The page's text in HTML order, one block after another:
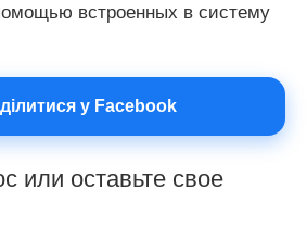
встроенных в систему
у Facebook
или оставьте свое